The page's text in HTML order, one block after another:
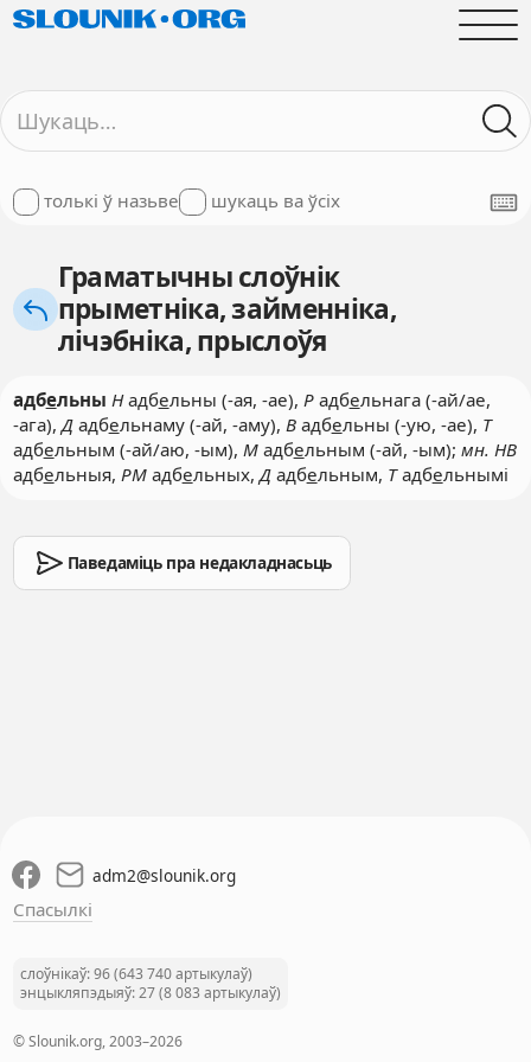
толькі ў назьве шукаць ва ўсіх
Граматычны слоўнік
прыметніка, займенніка,
лічэбніка, прыслоўя
адбельны Надбельны (-ая, -ае), Радбельнага (-ай/ае,
-ага),Дадбельнаму (-ай, -аму), Вадбельны (-ую, -ае), Т
адбельным (-ай/аю, -ым), Мадбельным (-ай, -ым); мн. НВ
адбельныя, РМадбельных,Дадбельным, Тадбельнымі
Паведаміць пра недакладнасьць
adm2@slounik.org
Спасылкі
слоўнікаў: 96 (643 740 артыкулаў)
энцыкляпэдыяў: 27 (8 083 артыкулаў)
© Slounik.org, 2003–2026